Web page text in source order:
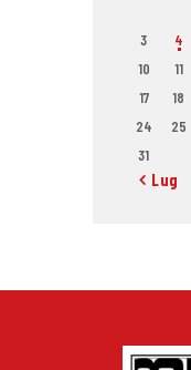
3
4
10
11
17
18
24
25
31
« Lug